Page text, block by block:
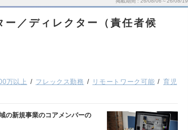
ー／ディレクター（責任者候
万以上 フレックス勤務 リモートワーク可能
育児
の新規事業のコアメンバーの